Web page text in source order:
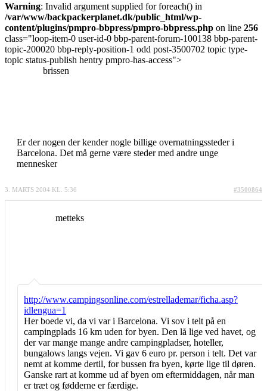
Warning: Invalid argument supplied for foreach() in
/var/www/backpackerplanet.dk/public_html/wp-
content/plugins/pmpro-bbpress/pmpro-bbpress.php on line 256
class="loop-item-0 user-id-0 bbp-parent-forum-100138 bbp-parent-
topic-200020 bbp-reply-position-1 odd post-3500702 topic type-
topic status-publish hentry pmpro-has-access">
brissen
Er der nogen der kender nogle billige overnatningssteder i
Barcelona. Det må gerne være steder med andre unge
mennesker
3. MARTS 2004 KL. 5:36 #3500864
metteks
http://www.campingsonline.com/estrellademar/ficha.asp?
idlengua=1
Her boede vi, da vi var i Barcelona. Vi sov i telt på en
campingplads 16 km uden for byen. Den lå lige ved havet, og
der var mange mange andre campingpladser, hoteller,
bungalows langs vejen. Vi gav 6 euro pr. person i telt. Det var
nemt at komme dertil, for bussen fra byen, kørte lige til døren.
Ganske rart at komme ud af byen om eftermiddagen, når man
er træt og fødderne er færdige.